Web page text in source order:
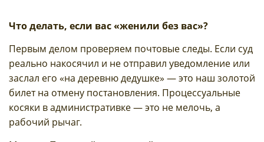
Что делать, если вас «женили без вас»?
Первым делом проверяем почтовые следы. Если суд
реально накосячил и не отправил уведомление или
заслал его «на деревню дедушке» — это наш золотой
билет на отмену постановления. Процессуальные
косяки в административке — это не мелочь, а
рабочий рычаг.